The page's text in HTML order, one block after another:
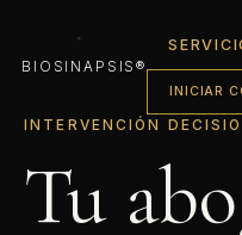
BIOSINAPSIS®
INICIAR
INTERVENCIÓN
Tu